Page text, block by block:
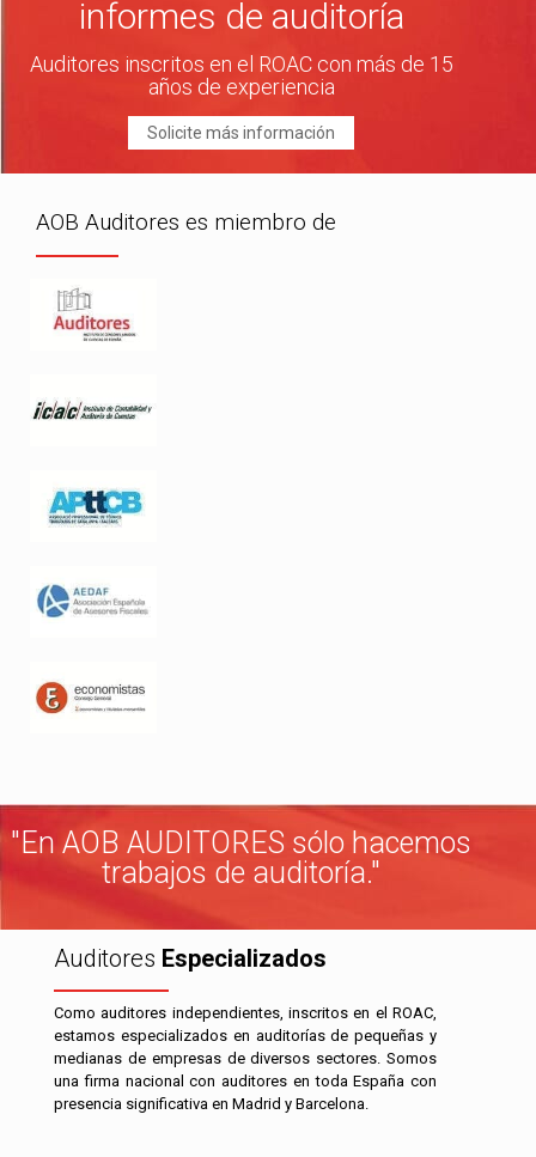
informes de auditoría
Auditores inscritos en el ROAC con más de 15
años de experiencia
Solicite más información
AOB Auditores es miembro de
"En AOB AUDITORES sólo hacemos
trabajos de auditoría."
Auditores Especializados
Como auditores independientes, inscritos en el ROAC,
estamos especializados en auditorías de pequeñas y
medianas de empresas de diversos sectores. Somos
una firma nacional con auditores en toda España con
presencia significativa en Madrid y Barcelona.